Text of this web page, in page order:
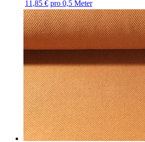
11,85 € pro 0,5 Meter